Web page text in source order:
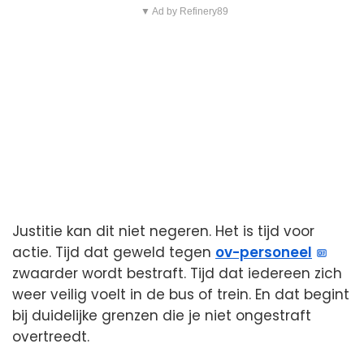
▼ Ad by Refinery89
Justitie kan dit niet negeren. Het is tijd voor
actie. Tijd dat geweld tegen ov-personeel
zwaarder wordt bestraft. Tijd dat iedereen zich
weer veilig voelt in de bus of trein. En dat begint
bij duidelijke grenzen die je niet ongestraft
overtreedt.